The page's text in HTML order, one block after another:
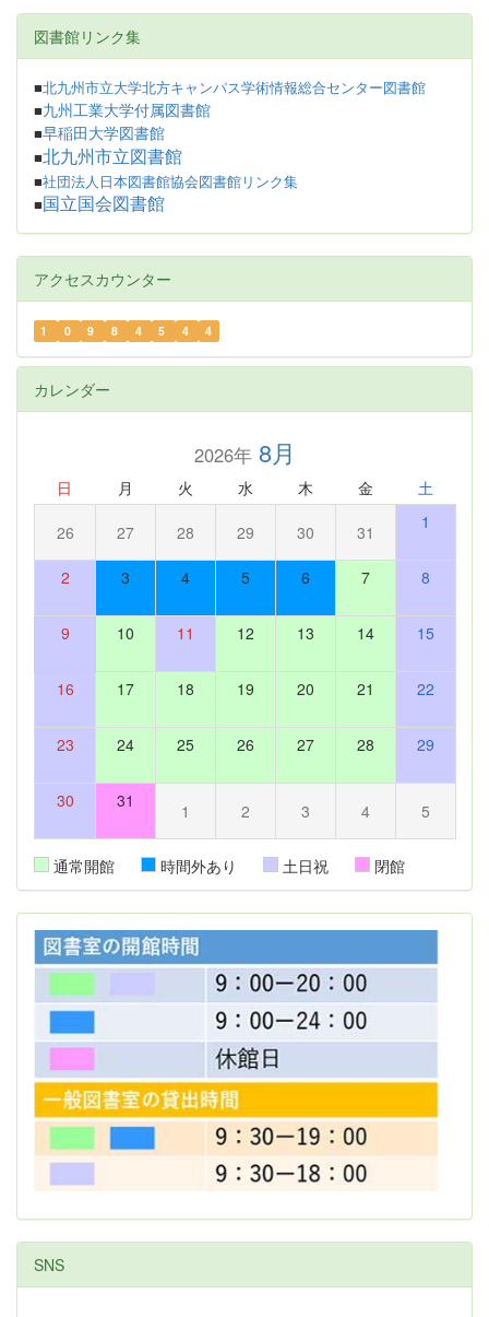
図書館リンク集
■北九州市立大学北方キャンパス学術情報総合センター図書館
■九州工業大学付属図書館
■早稲田大学図書館
■北九州市立図書館
■社団法人日本図書館協会図書館リンク集
■ 国立国会図書館
アクセスカウンター
1 0 9 8 4 5 4 4
カレンダー
2026年8月
日 月 火 水 木 金 土
26 27 28 29 30 31 1
2 3 4 5 6 7 8
9 10 11 12 13 14 15
16 17 18 19 20 21 22
23 24 25 26 27 28 29
30 31 1 2 3 4 5
通常開館 時間外あり 土日祝 閉館
SNS